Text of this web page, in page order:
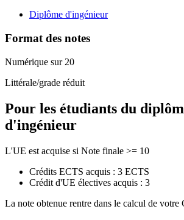
Diplôme d'ingénieur
Format des notes
Numérique sur 20
Littérale/grade réduit
Pour les étudiants du
d'ingénieur
L'UE est acquise si Note finale >= 10
Crédits ECTS acquis : 3 ECTS
Crédit d'UE électives acquis : 3
La note obtenue rentre dans le calcul de votre